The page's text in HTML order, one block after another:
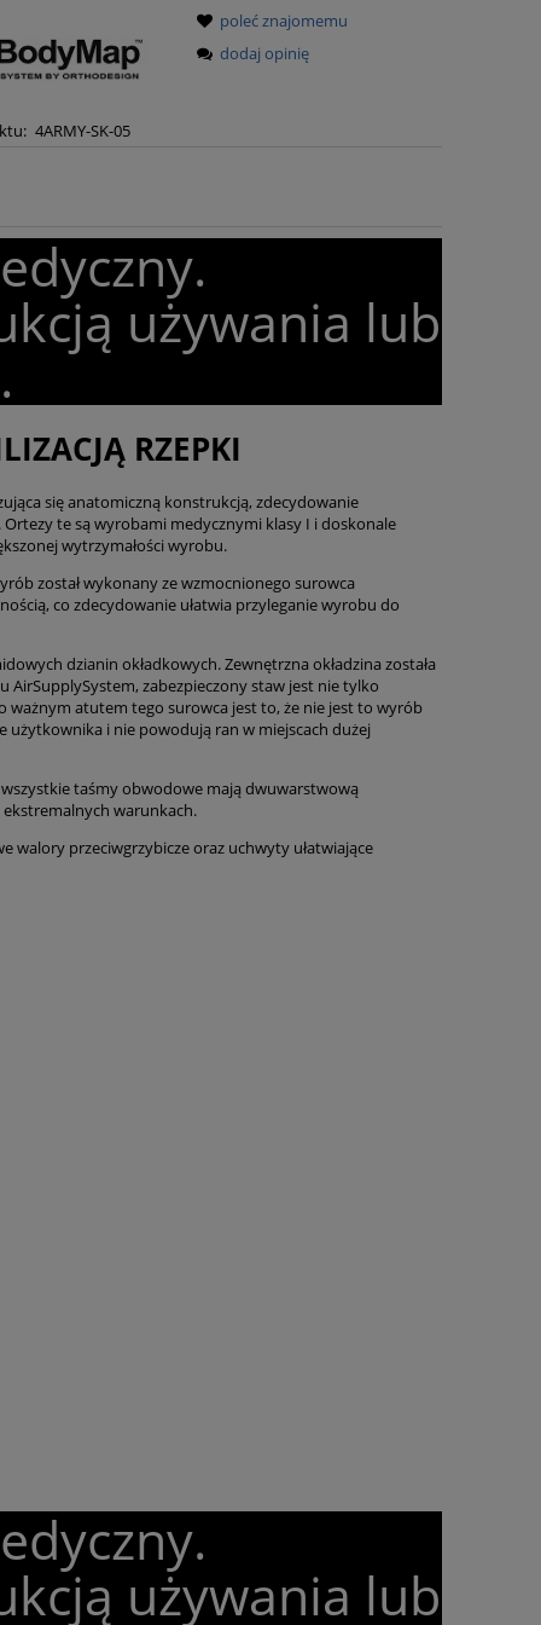
4ARMY-SK-05
poleć znajomemu
dodaj opinię
używania lub
RZEPKI
się anatomiczną konstrukcją, zdecydowanie
te są wyrobami medycznymi klasy I i doskonale
wytrzymałości wyrobu.
został wykonany ze wzmocnionego surowca
co zdecydowanie ułatwia przyleganie wyrobu do
dzianin okładkowych. Zewnętrzna okładzina została
zabezpieczony staw jest nie tylko
ważnym atutem tego surowca jest to, że nie jest to wyrób
użytkownika i nie powodują ran w miejscach dużej
taśmy obwodowe mają dwuwarstwową
warunkach.
walory przeciwgrzybicze oraz uchwyty ułatwiające
używania lub